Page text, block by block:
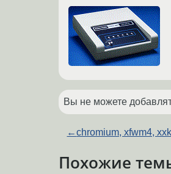
Вы не можете
←chromium, xfwm4,
Похожие